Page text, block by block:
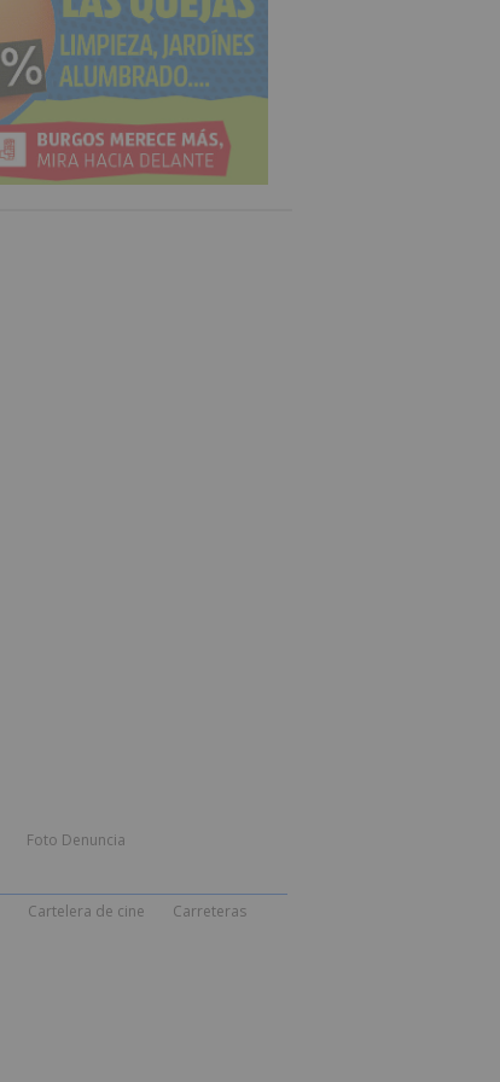
Foto Denuncia
Cartelera de cine Carreteras